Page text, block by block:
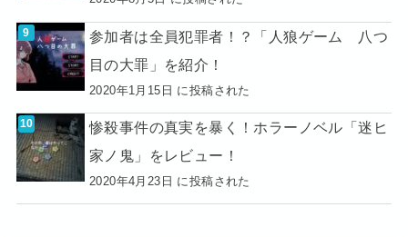
参加者は全員犯罪者！？「人狼ゲーム 八つ
目の大罪」を紹介！
2020年1月15日 に投稿された
惨殺事件の真実を暴く！ホラーノベル「迷ヒ
家ノ鬼」をレビュー！
2020年4月23日 に投稿された